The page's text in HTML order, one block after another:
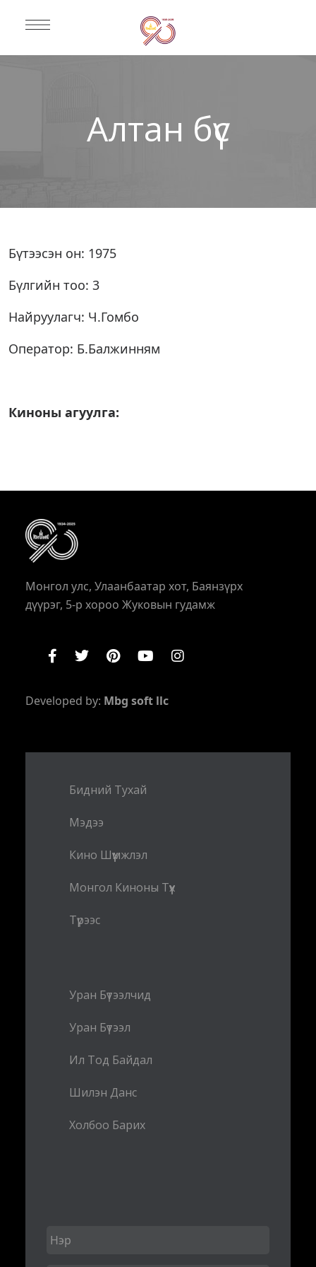
Алтан бүс
Бүтээсэн он: 1975
Бүлгийн тоо: 3
Найруулагч: Ч.Гомбо
Оператор: Б.Балжинням
Киноны агуулга:
Монгол улс, Улаанбаатар хот, Баянзүрх
дүүрэг, 5-р хороо Жуковын гудамж
Developed by: Mbg soft llc
Бидний Тухай
Мэдээ
Кино Шүүмжлэл
Монгол Киноны Түүх
Түрээс
Уран Бүтээлчид
Уран Бүтээл
Ил Тод Байдал
Шилэн Данс
Холбоо Барих